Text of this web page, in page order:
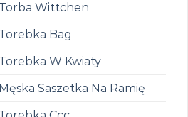
Torba Wittchen
Torebka Bag
Torebka W Kwiaty
Męska Saszetka Na Ramię